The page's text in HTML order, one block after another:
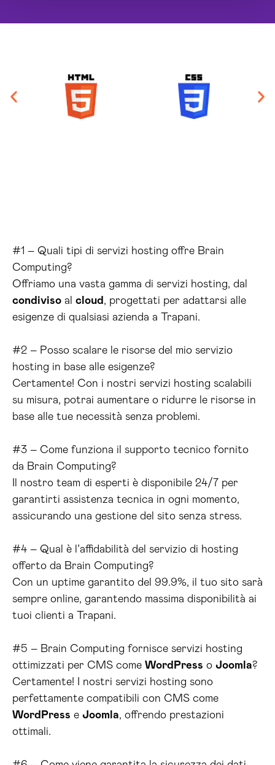
#1 – Quali tipi di servizi hosting offre Brain
Computing?
Offriamo una vasta gamma di servizi hosting, dal
condiviso al cloud , progettati per adattarsi alle
esigenze di qualsiasi azienda a Trapani.
#2 – Posso scalare le risorse del mio servizio
hosting in base alle esigenze?
Certamente! Con i nostri servizi hosting scalabili
su misura, potrai aumentare o ridurre le risorse in
base alle tue necessità senza problemi.
#3 – Come funziona il supporto tecnico fornito
da Brain Computing?
Il nostro team di esperti è disponibile 24/7 per
garantirti assistenza tecnica in ogni momento,
assicurando una gestione del sito senza stress.
#4 – Qual è l’affidabilità del servizio di hosting
offerto da Brain Computing?
Con un uptime garantito del 99.9%, il tuo sito sarà
sempre online, garantendo massima disponibilità ai
tuoi clienti a Trapani.
#5 – Brain Computing fornisce servizi hosting
ottimizzati per CMS come WordPress o Joomla?
Certamente! I nostri servizi hosting sono
perfettamente compatibili con CMS come
WordPress e Joomla, offrendo prestazioni
ottimali.